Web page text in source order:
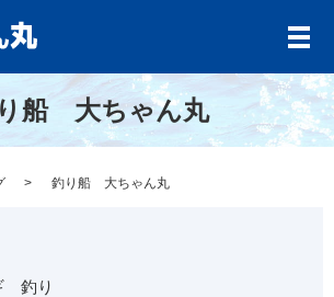
メ
船 大ちゃん丸
釣り船 大ちゃん丸
釣り